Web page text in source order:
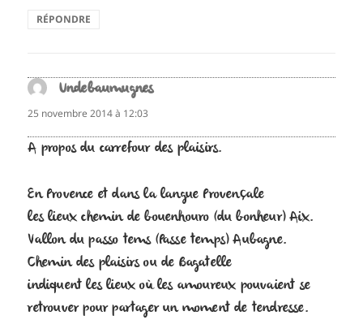
RÉPONDRE
Undebaumugnesdit :
25 novembre 2014 à 12:03
A propos du carrefour des plaisirs.
En Provence et dans la langue Provençale
les lieux chemin de bouenhouro (du bonheur) Aix.
Vallon du passo tems (Passe temps) Aubagne.
Chemin des plaisirs ou de Bagatelle
indiquent les lieux où les amoureux pouvaient se
retrouver pour partager un moment de tendresse.